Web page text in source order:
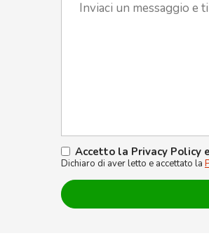
Accetto la Privacy Policy
Dichiaro di aver letto e accettato la